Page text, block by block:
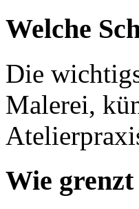
Welche
Die
Malerei,
Wie